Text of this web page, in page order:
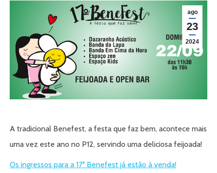
ago
23
2024
A tradicional Benefest, a festa que faz bem, acontece mais
uma vez este ano no P12, servindo uma deliciosa feijoada!
Os ingressos para a 17ª Benefest já estão à venda!